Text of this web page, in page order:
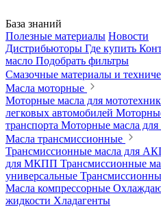
База знаний
Полезные материалы Новости
Дистрибьюторы Где купить
масло Подобрать фильтры
Смазочные материалы и
Масла моторные
Моторные масла для
легковых автомобилей
транспорта Моторные масла для
Масла трансмиссионные
Трансмиссионные масла для
для МКПП Трансмиссионные
универсальные
Масла компрессорные
жидкости Хладагенты